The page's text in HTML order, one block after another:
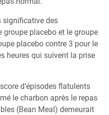
significative des
placebo et le groupe
placebo contre 3 pour le
heures qui suivent la prise
d’épisodes flatulents
le charbon après le repas
(Bean Meal) demeurait